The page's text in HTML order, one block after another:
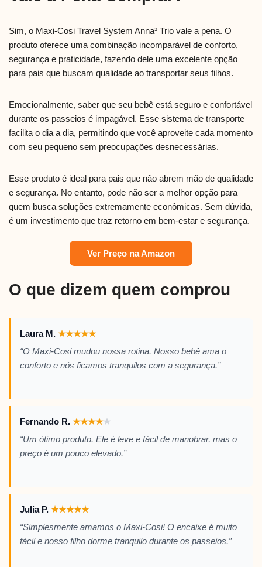
Sim, o Maxi-Cosi Travel System Anna³ Trio vale a pena. O
produto oferece uma combinação incomparável de conforto,
segurança e praticidade, fazendo dele uma excelente opção
para pais que buscam qualidade ao transportar seus filhos.
Emocionalmente, saber que seu bebê está seguro e confortável
durante os passeios é impagável. Esse sistema de transporte
facilita o dia a dia, permitindo que você aproveite cada momento
com seu pequeno sem preocupações desnecessárias.
Esse produto é ideal para pais que não abrem mão de qualidade
e segurança. No entanto, pode não ser a melhor opção para
quem busca soluções extremamente econômicas. Sem dúvida,
é um investimento que traz retorno em bem-estar e segurança.
Ver Preço na Amazon
O que dizem quem comprou
Laura M. ★★★★★
“O Maxi-Cosi mudou nossa rotina. Nosso bebê ama o
conforto e nós ficamos tranquilos com a segurança.”
Fernando R. ★★★★★
“Um ótimo produto. Ele é leve e fácil de manobrar, mas o
preço é um pouco elevado.”
Julia P. ★★★★★
“Simplesmente amamos o Maxi-Cosi! O encaixe é muito
fácil e nosso filho dorme tranquilo durante os passeios.”